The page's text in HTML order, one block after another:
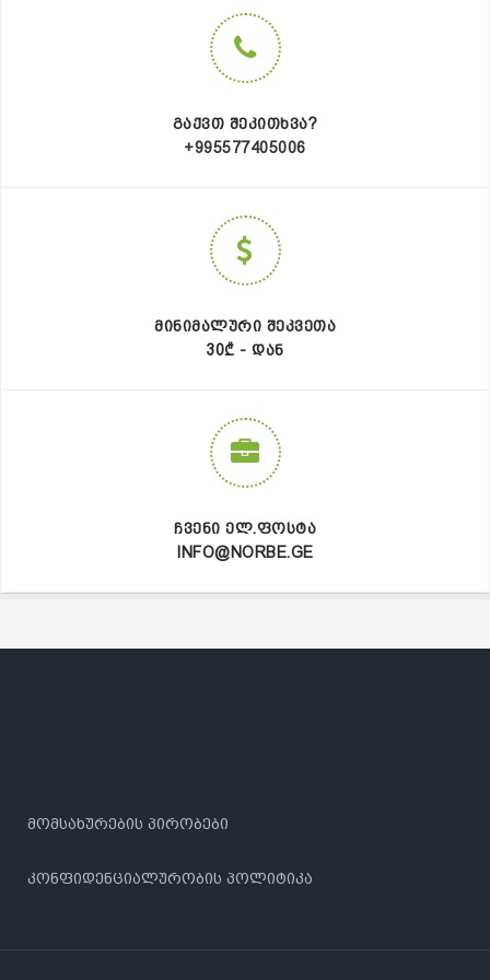
ᲒᲐᲥᲕᲗ ᲨᲔᲙᲘᲗᲮᲕᲐ?
+995577405006
ᲛᲘᲜᲘᲛᲐᲚᲣᲠᲘ ᲨᲔᲙᲕᲔᲗᲐ
30₾ - ᲓᲐᲜ
ᲩᲕᲔᲜᲘ ᲔᲚ.ᲤᲝᲡᲢᲐ
INFO@NORBE.GE
მომსახურების პირობები
კონფიდენციალურობის პოლიტიკა